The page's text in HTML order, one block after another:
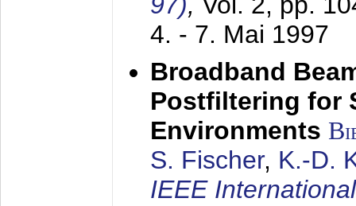
4. - 7. Mai 1997
Broadband
Postfiltering for
Environments
S. Fischer, K.-D.
IEEE